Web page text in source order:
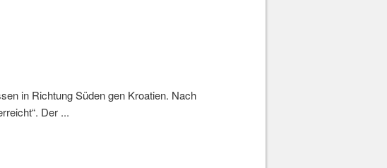
in Richtung Süden gen Kroatien. Nach
Der ...